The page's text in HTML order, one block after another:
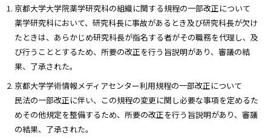
京都大学大学院薬学研究科の組織に関する規程の一部改正について
薬学研究科において、研究科長に事故があるとき及び研究科長が欠け
たときは、あらかじめ研究科長が指名する者がその職務を代理し、及
び行うこととするため、所要の改正を行う旨説明があり、審議の結
果、了承された。
京都大学学術情報メディアセンター利用規程の一部改正について
民法の一部改正に伴い、この規程の変更に関し必要な事項を定めるた
めその他規定を整備するため、所要の改正を行う旨説明があり、審議
の結果、了承された。